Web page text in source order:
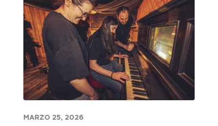
MARZO 25, 2026